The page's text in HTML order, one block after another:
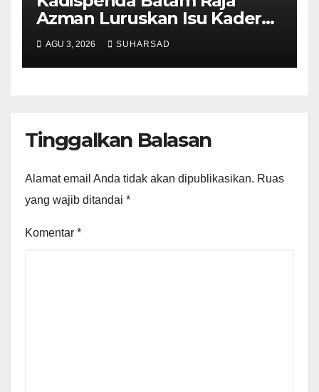
Azman Luruskan Isu Kader
Pajak RT/RW: Bukan
Petugas Pajak Permanen,
Hanya Pendataan untuk
AGU 3, 2026 SUHARSAD
Tinggalkan Balasan
Alamat email Anda tidak akan dipublikasikan. Ruas
yang wajib ditandai *
Komentar *